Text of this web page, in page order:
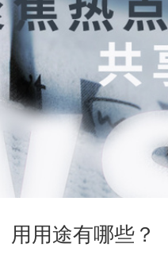
用用途有哪些？